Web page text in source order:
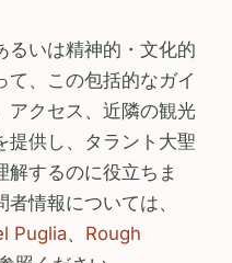
るいは精神的・文化的
て、この包括的なガイ
アクセス、近隣の観光
提供し、タラント大聖
するのに役立ちま
情報については、
Puglia、 Rough